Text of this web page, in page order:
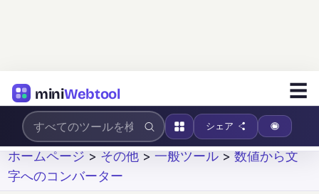
miniWebtool ☰
シェア
ホームページ > その他 >一般ツール >数値から文
字へのコンバーター